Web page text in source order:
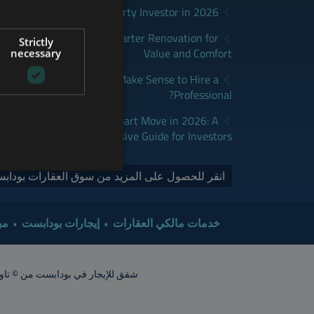
District Fits Which Property Investor in 2026?
How to Plan a Smarter Renovation for
Value and Comfort
When Does It Make Sense to Hire a
Professional?
Real Estate is a Smart Move in 2026: A
Comprehensive Guide for Investors
انقر للحصول على المزيد من سوق العقارات
خدمات مالكي العقارات إيجارات بودابست
شقق للإيجار في بودابست من © تاور إنترناشيونال 2015. جميع الحقوق محفوظة. أشعار الشقق تقريبية. ينبغي
FRENCH
SPANISH
Strictly
necessary